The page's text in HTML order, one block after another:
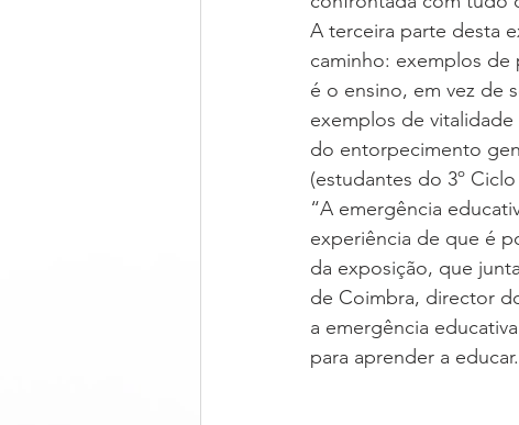
A terceira parte desta
caminho: exemplos de
é o ensino, em vez de
exemplos de
do entorpecimento
(estudantes do 3º
“A emergência
experiência de que é
da exposição, que
de Coimbra, director
a emergência
para aprender a educar.